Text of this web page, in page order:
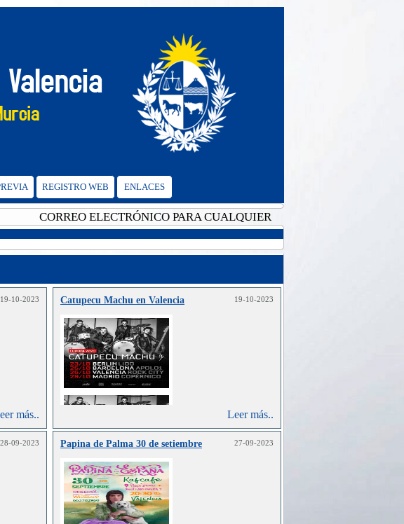
REGISTRO WEB ENLACES
CORREO ELECTRÓNICO PARA CUALQUIER CONSULTA:
19-10-2023
más..
Catupecu Machu en Valencia 19-10-2023
Leer más..
28-09-2023 Papina de Palma 30 de setiembre 27-09-2023